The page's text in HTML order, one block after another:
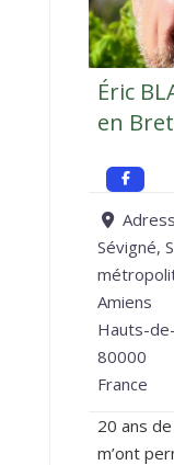
Éric
en
Sévigné,
Amiens
Hauts-
80000
France
20 ans
m’ont